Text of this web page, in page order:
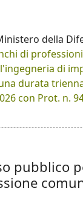
della
di
di
durata
con Prot. n.
pubblico